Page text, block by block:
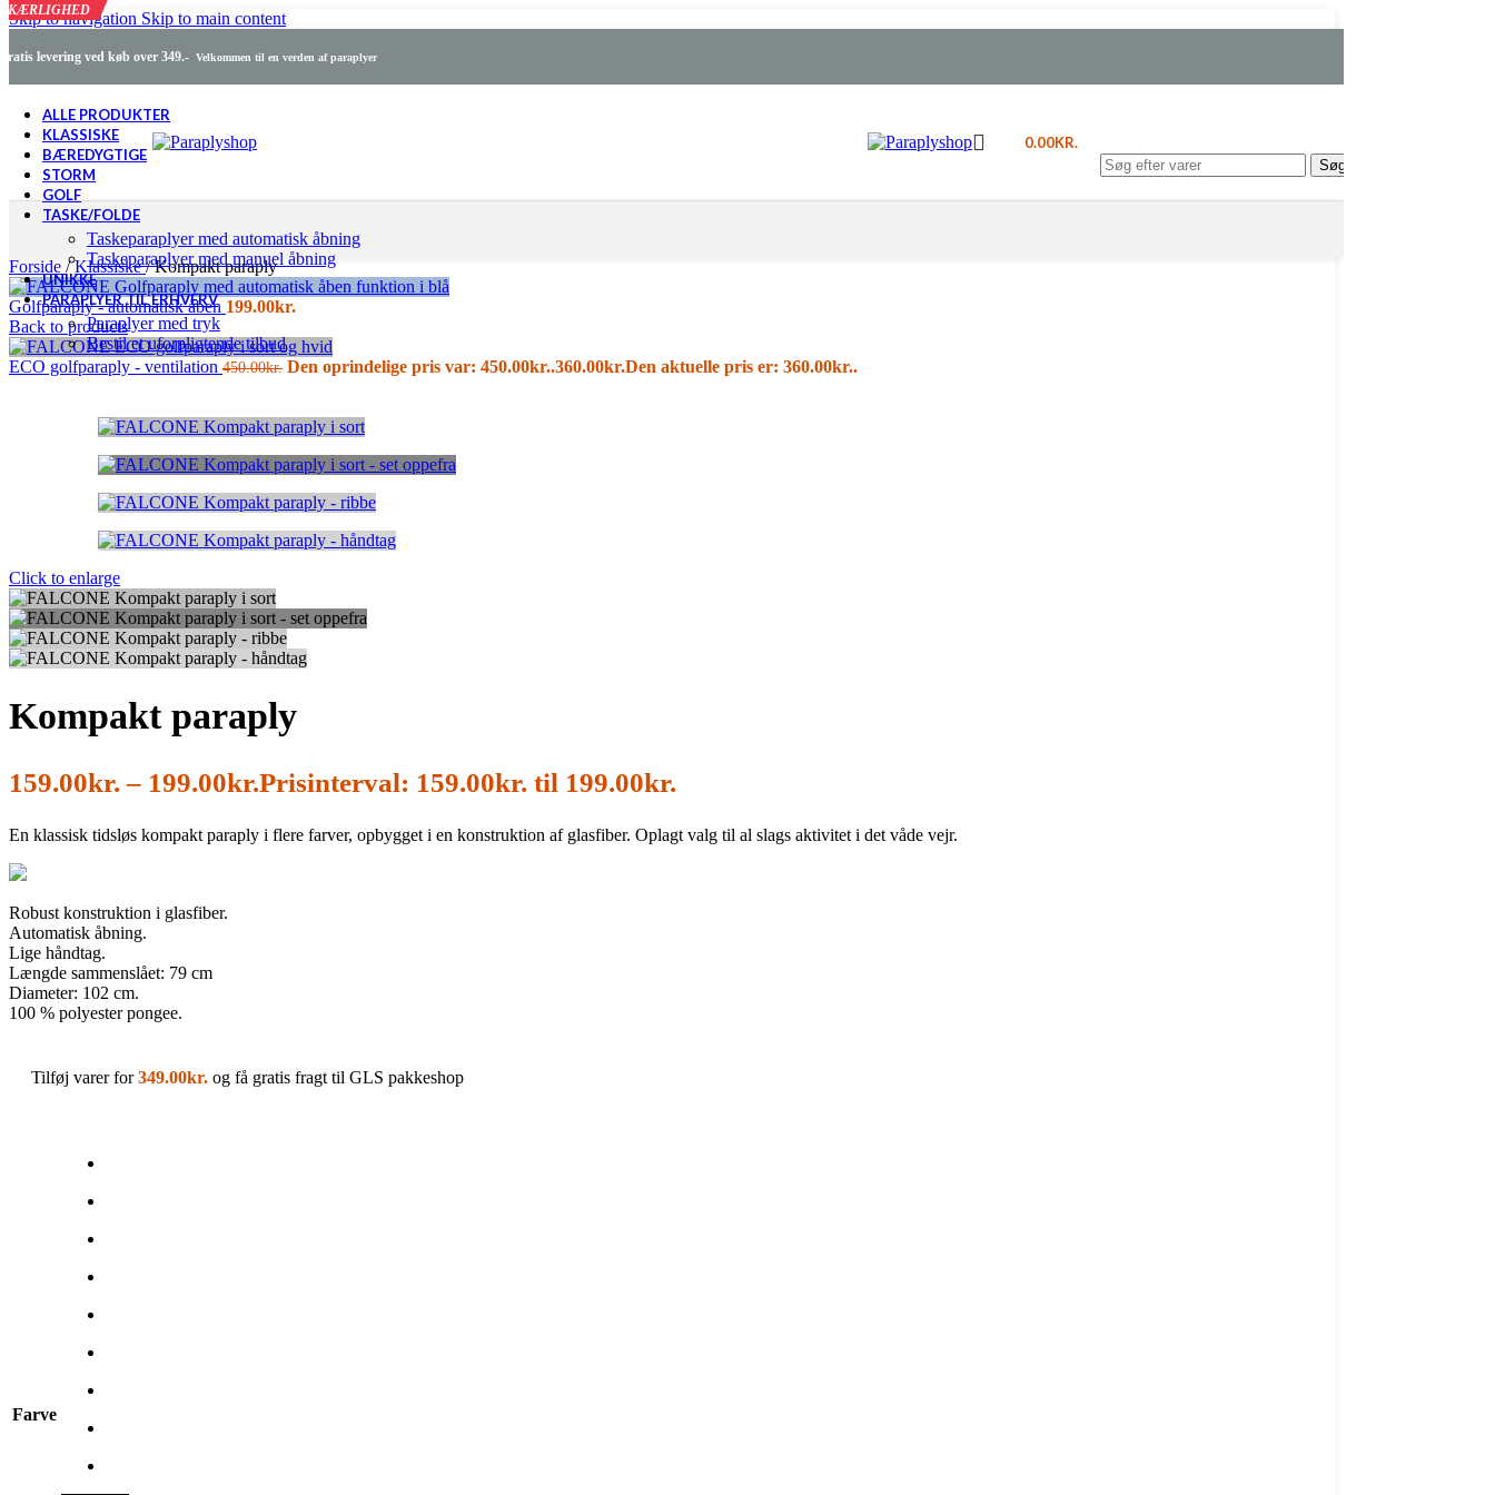
Skip to navigation Skip to main content
levering ved køb over 349.- Velkommen til en verden af paraplyer
0.00KR.
Søg
ALLE PRODUKTER
KLASSISKE
BÆREDYGTIGE
STORM
GOLF
TASKE/FOLDE
Taskeparaplyer med automatisk åbning
Taskeparaplyer med manuel åbning
UNIKKE
PARAPLYER TIL ERHVERV
Paraplyer med tryk
Bestil et uforpligtende tilbud
Forside / Klassiske/ Kompakt paraply
Golfparaply - automatisk åben 199.00kr.
Back to products
ECO golfparaply - ventilation 450.00kr. Den oprindelige pris var: 450.00kr..360.00kr.Den aktuelle pris er: 360.00kr..
KÆRLIGHED
Click to enlarge
Kompakt paraply
159.00kr. – 199.00kr.Prisinterval: 159.00kr. til 199.00kr.
En klassisk tidsløs kompakt paraply i flere farver, opbygget i en konstruktion af glasfiber. Oplagt valg til al slags aktivitet i det våde vejr.
Robust konstruktion i glasfiber.
Automatisk åbning.
Lige håndtag.
Længde sammenslået: 79 cm
Diameter: 102 cm.
100 % polyester pongee.
Tilføj varer for349.00kr. og få gratis fragt til GLS pakkeshop
Farve